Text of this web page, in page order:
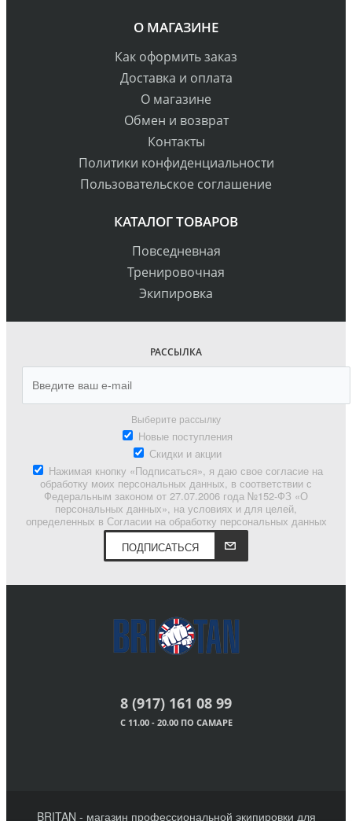
О МАГАЗИНЕ
Как оформить заказ
Доставка и оплата
О магазине
Обмен и возврат
Контакты
Политики конфиденциальности
Пользовательское соглашение
КАТАЛОГ ТОВАРОВ
Повседневная
Тренировочная
Экипировка
РАССЫЛКА
Выберите рассылку
Новые поступления
Скидки и акции
Нажимая кнопку «Подписаться», я даю свое согласие на
обработку моих персональных данных, в соответствии с
Федеральным законом от 27.07.2006 года №152-ФЗ «О
персональных данных», на условиях и для целей,
определенных в Согласии на обработку персональных данных
ПОДПИСАТЬСЯ
8 (917) 161 08 99
С 11.00 - 20.00 ПО САМАРЕ
BRITAN - магазин профессиональной экипировки для